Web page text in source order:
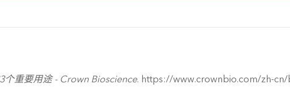
个重要用途 - Crown Bioscience. https://www.crownbio.com/zh-